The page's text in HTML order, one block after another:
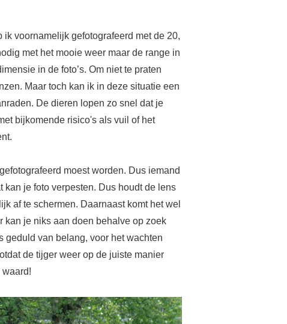
voornamelijk gefotografeerd met de 20,
met het mooie weer maar de range in
in de foto’s. Om niet te praten
Maar toch kan ik in deze situatie een
De dieren lopen zo snel dat je
bijkomende risico's als vuil of het
moest worden. Dus iemand
kan je foto verpesten. Dus houdt de lens
af te schermen. Daarnaast komt het wel
kan je niks aan doen behalve op zoek
geduld van belang, voor het wachten
de tijger weer op de juiste manier
waard!